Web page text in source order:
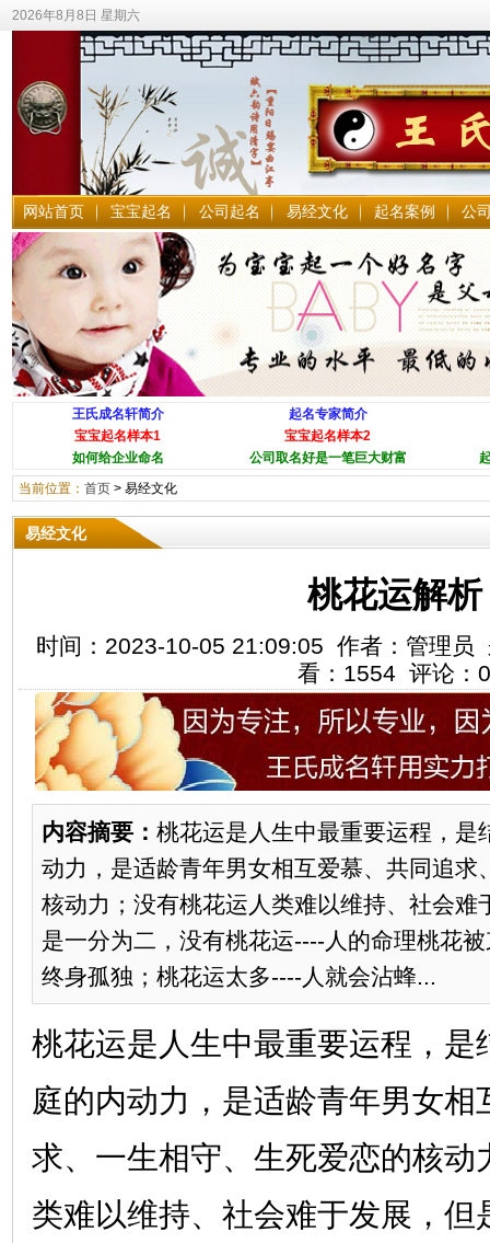
2026年8月8日 星期六
网站首页 宝宝起名 公司起名 易经文化 起名案例 公
王氏成名轩简介
起名专家简介
宝宝起名样本1
宝宝起名样本2
如何给企业命名
公司取名好是一笔巨大财富
当前位置： 首页> 易经文化
易经文化
桃花运解析
时间：2023-10-05 21:09:05 作者：管理员
看：1554 评论：0
内容摘要： 桃花运是人生中最重要运程，是
动力，是适龄青年男女相互爱慕、共同追求
核动力；没有桃花运人类难以维持、社会难
是一分为二，没有桃花运----人的命理桃花
终身孤独；桃花运太多----人就会沾蜂...
桃花运是人生中最重要运程，是
庭的内动力，是适龄青年男女相
求、一生相守、生死爱恋的核动
类难以维持、社会难于发展，但